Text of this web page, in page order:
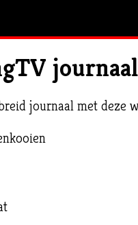
journaal met deze